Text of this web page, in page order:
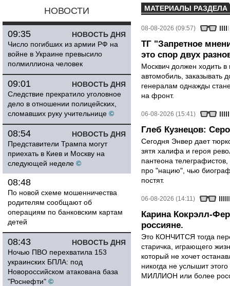
НОВОСТИ
НОВОСТЬ ДНЯ
09:35
Число погибших из армии РФ на
войне в Украине превысило
полмиллиона человек
НОВОСТЬ ДНЯ
09:01
Следствие прекратило уголовное
дело в отношении полицейских,
сломавших руку учительнице ©
НОВОСТЬ ДНЯ
08:54
Представители Трампа могут
приехать в Киев и Москву на
следующей неделе ©
08:48
По новой схеме мошенничества
родителям сообщают об
операциям по банковским картам
детей
НОВОСТЬ ДНЯ
08:43
Ночью ПВО перехватила 153
украинских БПЛА: под
Новороссийском атакована база
"Роснефти" ©
МАТЕРИАЛЫ РАЗДЕЛА
08-08-2026 (09:57)
ТГ "Запретное
это спор двух
Москвич должен ходить в
автомобиль, заказывать
генералам однажды
на фронт.
06-08-2026 (15:41)
Глеб Кузнецов:
Сегодня Энвер дает
зятя халифа и героя
пантеона
про "нацию", чью
постят.
06-08-2026 (14:11)
Карина Кокрэлл-
россияне.
Это КОНЧИТСЯ тогда
старичка, играющего
который не хочет
никогда не услышит
МИЛЛИОН или более